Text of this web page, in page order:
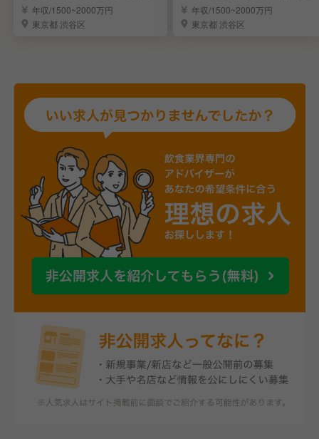
夢を叶えませんか？
年収/1500~2000万円
東京都 渋谷区
する新しいレストラン
年収/1500~2000万円
東京都 渋谷区